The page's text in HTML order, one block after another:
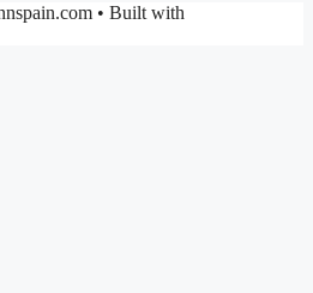
• Built with